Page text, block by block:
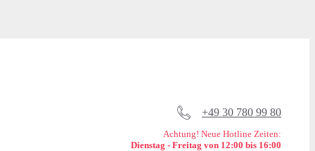
+49 30 780 99 80
Achtung! Neue Hotline Zeiten:
Dienstag - Freitag von 12:00 bis 16:00